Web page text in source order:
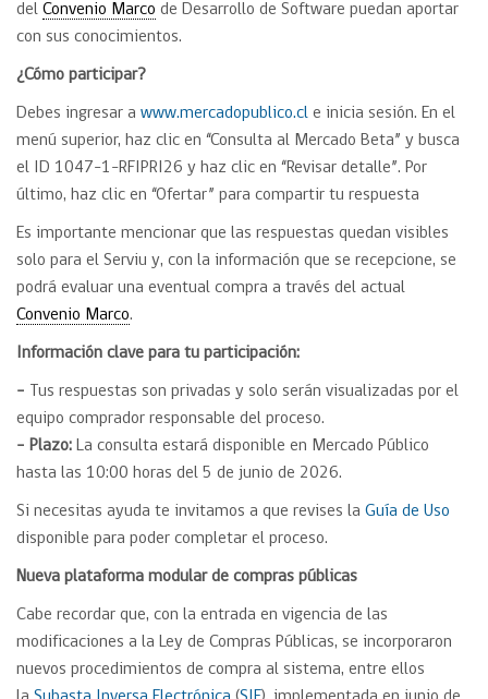
del Convenio Marco de Desarrollo de Software puedan aportar
con sus conocimientos.
¿Cómo participar?
Debes ingresar a www.mercadopublico.cl e inicia sesión. En el
menú superior, haz clic en “Consulta al Mercado Beta” y busca
el ID 1047-1-RFIPRI26 y haz clic en “Revisar detalle”. Por
último, haz clic en “Ofertar” para compartir tu respuesta
Es importante mencionar que las respuestas quedan visibles
solo para el Serviu y, con la información que se recepcione, se
podrá evaluar una eventual compra a través del actual
Convenio Marco.
Información clave para tu participación:
–
Tus respuestas son privadas y solo serán visualizadas por el
equipo comprador responsable del proceso.
– Plazo: La consulta estará disponible en Mercado Público
hasta las 10:00 horas del 5 de junio de 2026.
Si necesitas ayuda te invitamos a que revises la Guía de Uso
disponible para poder completar el proceso.
Nueva plataforma modular de compras públicas
Cabe recordar que, con la entrada en vigencia de las
modificaciones a la Ley de Compras Públicas, se incorporaron
nuevos procedimientos de compra al sistema, entre ellos